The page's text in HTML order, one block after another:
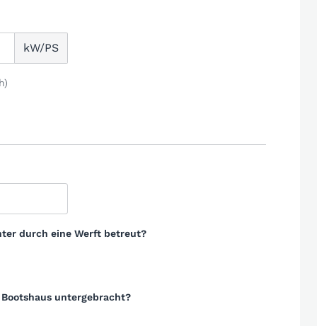
kW/PS
durch eine Werft betreut?
untergebracht?